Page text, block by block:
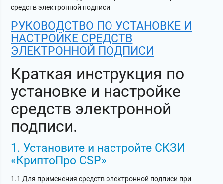
средств электронной подписи.
РУКОВОДСТВО ПО УСТАНОВКЕ И
НАСТРОЙКЕ СРЕДСТВ
ЭЛЕКТРОННОЙ ПОДПИСИ
Краткая инструкция по
установке и настройке
средств электронной
подписи.
1. Установите и настройте СКЗИ
«КриптоПро CSP»
1.1 Для применения средств электронной подписи при